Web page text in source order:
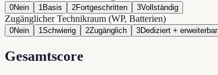
0Nein 1 Basis 2Fortgeschritten 3Vollständig
Zugänglicher Technikraum (WP, Batterien)
0Nein 1 Schwierig 2Zugänglich 3Dediziert + erweiterbar
Gesamtscore